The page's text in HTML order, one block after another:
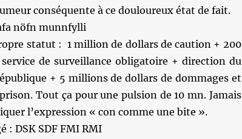
conséquente à ce douloureux état de fait.
nöfn munnfylli
statut : 1 million de dollars de caution + 200
de surveillance obligatoire + direction du
+ 5 millions de dollars de dommages et
Tout ça pour une pulsion de 10 mn. Jamais
l’expression « con comme une bite ».
: DSK SDF FMI RMI